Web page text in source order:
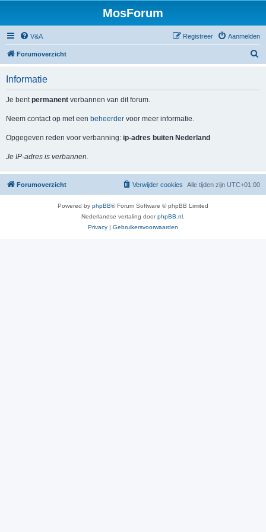
MosForum
V&A Aanmelden
Registreer
Forumoverzicht
Informatie
Je bentpermanent verbannen van dit forum.
Neem contact op met een beheerder voor meer informatie.
Opgegeven reden voor verbanning: ip-adres buiten Nederland
Je IP-adres is verbannen.
Forumoverzicht Alle tijden zijn UTC+01:00
Verwijder cookies
Powered by phpBB® Forum Software © phpBB Limited
Nederlandse vertaling doorphpBB.nl
Privacy | Gebruikersvoorwaarden